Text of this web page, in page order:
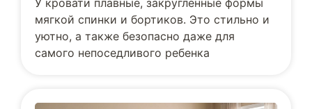
У кровати плавные, закругленные формы
мягкой спинки и бортиков. Это стильно и
уютно, а также безопасно даже для
самого непоседливого ребенка